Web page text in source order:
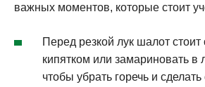
важных моментов, которые стоит
Перед резкой лук шалот
кипятком или замариновать в
чтобы убрать горечь и